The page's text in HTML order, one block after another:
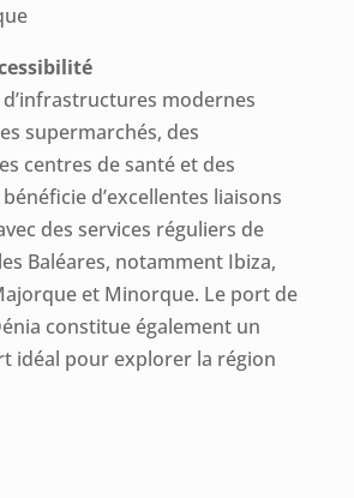
modernes
supermarchés, des
centres de santé et des
d’excellentes liaisons
des services réguliers de
Baléares, notamment Ibiza,
et Minorque. Le port de
constitue également un
idéal pour explorer la région